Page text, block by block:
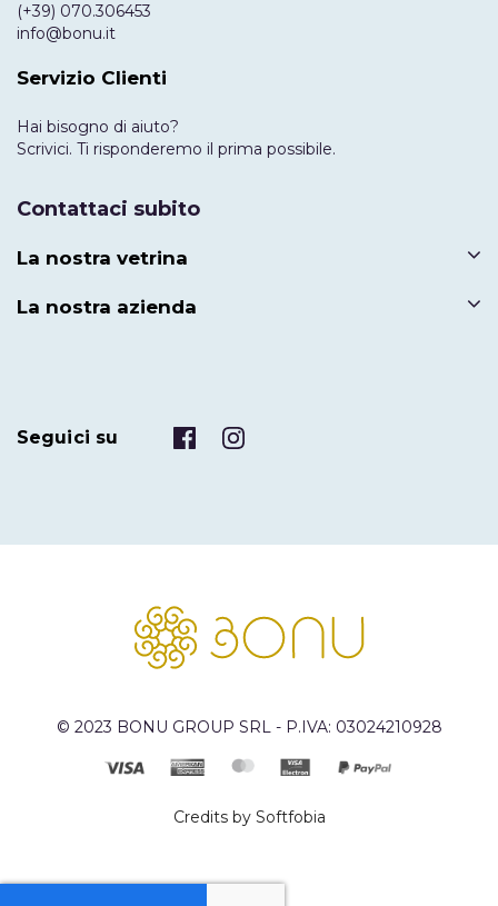
(+39) 070.306453
info@bonu.it
Servizio Clienti
Hai bisogno di aiuto?
Scrivici. Ti risponderemo il prima possibile.
Contattaci subito
La nostra vetrina
La nostra azienda
Seguici su
© 2023 BONU GROUP SRL - P.IVA: 03024210928
Credits by Softfobia